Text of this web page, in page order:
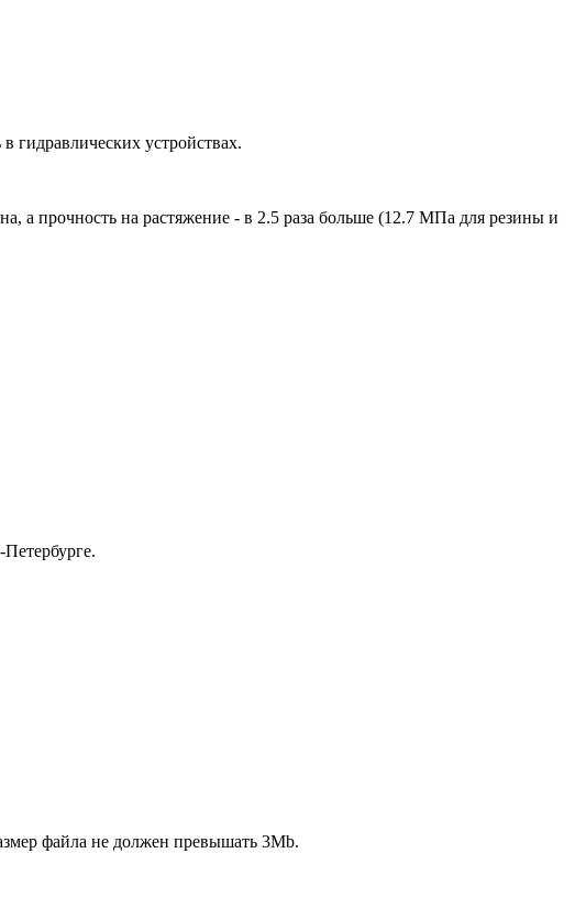
гидравлических устройствах.
а прочность на растяжение - в 2.5 раза больше (12.7 МПа для резины и
файла не должен превышать 3Mb.